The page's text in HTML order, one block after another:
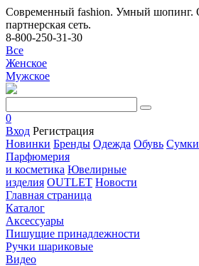
Современный fashion. Умный шопинг.
партнерская сеть.
8-800-250-31-30
Все
Женское
Мужское
0
Вход Регистрация
Новинки Бренды Одежда Обувь Сумки
Парфюмерия
и косметика Ювелирные
изделия OUTLET Новости
Главная страница
Каталог
Аксессуары
Пишущие принадлежности
Ручки шариковые
Видео